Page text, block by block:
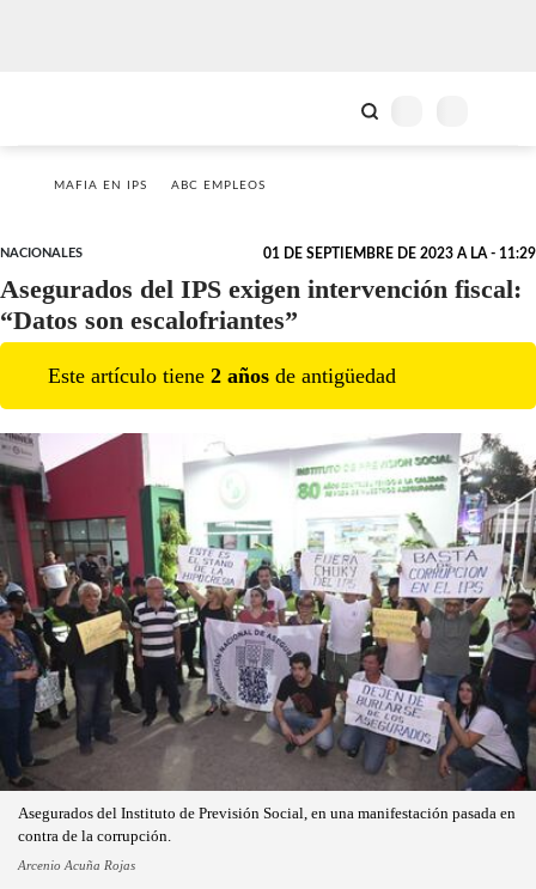
MAFIA EN IPS ABC EMPLEOS
NACIONALES 01 DE SEPTIEMBRE DE 2023 A LA - 11:29
Asegurados del IPS exigen intervención fiscal:
“Datos son escalofriantes”
Este artículo tiene 2 años de antigüedad
Asegurados del Instituto de Previsión Social, en una manifestación pasada en
contra de la corrupción.
Arcenio Acuña Rojas